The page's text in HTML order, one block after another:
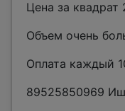
Цена за квадрат
Объем очень
Оплата каждый
89525850969